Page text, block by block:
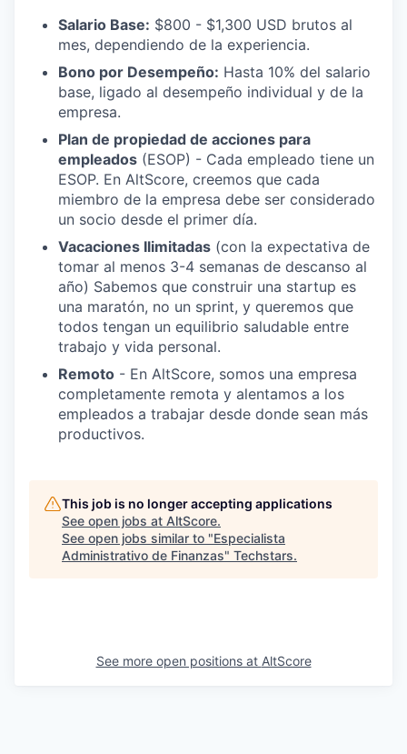
Salario Base: $800 - $1,300 USD brutos al
mes, dependiendo de la experiencia.
Bono por Desempeño: Hasta 10% del salario
base, ligado al desempeño individual y de la
empresa.
Plan de propiedad de acciones para
empleados (ESOP) - Cada empleado tiene un
ESOP. En AltScore, creemos que cada
miembro de la empresa debe ser considerado
un socio desde el primer día.
Vacaciones Ilimitadas (con la expectativa de
tomar al menos 3-4 semanas de descanso al
año) Sabemos que construir una startup es
una maratón, no un sprint, y queremos que
todos tengan un equilibrio saludable entre
trabajo y vida personal.
Remoto - En AltScore, somos una empresa
completamente remota y alentamos a los
empleados a trabajar desde donde sean más
productivos.
This job is no longer accepting applications
See open jobs at AltScore.
See open jobs similar to "Especialista
Administrativo de Finanzas" Techstars.
See more open positions at AltScore